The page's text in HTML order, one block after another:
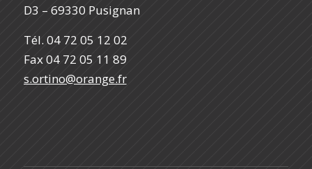
D3 – 69330 Pusignan
Tél. 04 72 05 12 02
Fax 04 72 05 11 89
s.ortino@orange.fr